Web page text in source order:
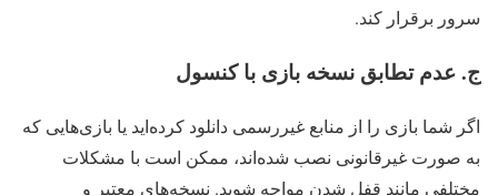
سرور برقرار کند.
ج. عدم تطابق نسخه بازی با کنسول
اگر شما بازی را از منابع غیررسمی دانلود کرده‌اید یا بازی‌هایی که
به صورت غیرقانونی نصب شده‌اند، ممکن است با مشکلات
مختلفی مانند قفل شدن مواجه شوید. نسخه‌های معتبر و